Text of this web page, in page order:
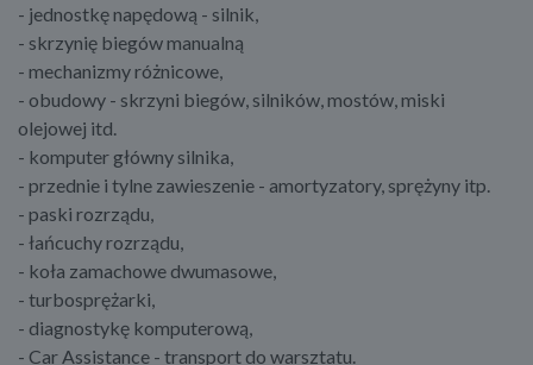
- jednostkę napędową - silnik,
- skrzynię biegów manualną
- mechanizmy różnicowe,
- obudowy - skrzyni biegów, silników, mostów, miski
olejowej itd.
- komputer główny silnika,
- przednie i tylne zawieszenie - amortyzatory, sprężyny itp.
- paski rozrządu,
- łańcuchy rozrządu,
- koła zamachowe dwumasowe,
- turbosprężarki,
- diagnostykę komputerową,
- Car Assistance - transport do warsztatu.